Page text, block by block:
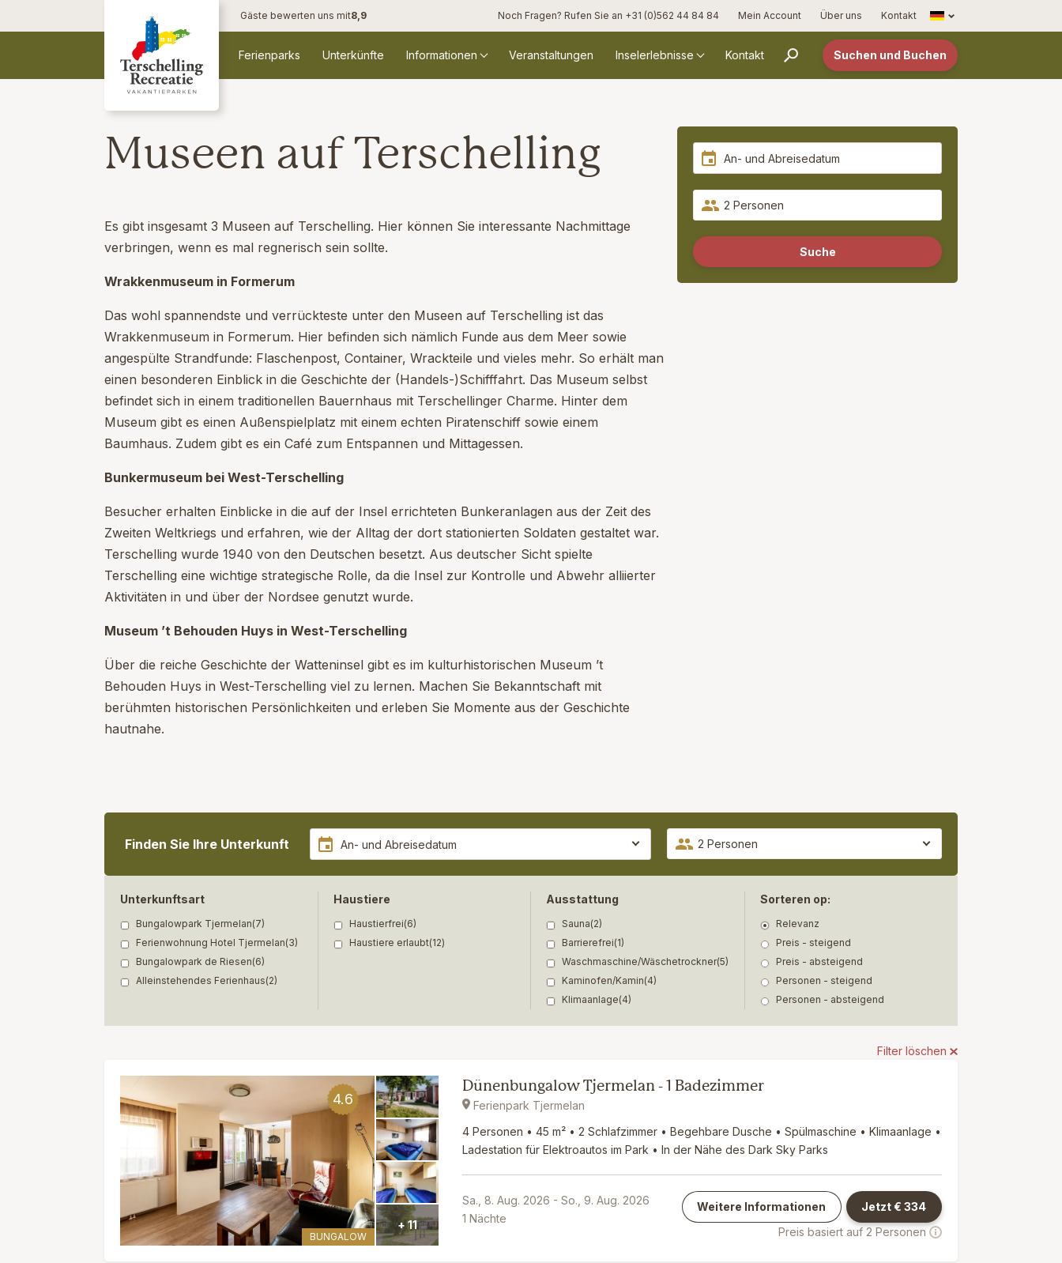
Gäste bewerten uns mit8,9 Noch Fragen? Rufen Sie an +31 (0)562 44 84 84 Mein Account Über uns Kontakt
Français
Ferienparks Unterkünfte Informationen Veranstaltungen Inselerlebnisse Kontakt Suchen und Buchen
Museen auf Terschelling
Es gibt insgesamt 3 Museen auf Terschelling. Hier können Sie interessante Nachmittage
verbringen, wenn es mal regnerisch sein sollte.
Wrakkenmuseum in Formerum
Das wohl spannendste und verrückteste unter den Museen auf Terschelling ist das
Wrakkenmuseum in Formerum. Hier befinden sich nämlich Funde aus dem Meer sowie
angespülte Strandfunde: Flaschenpost, Container, Wrackteile und vieles mehr. So erhält man
einen besonderen Einblick in die Geschichte der (Handels-)Schifffahrt. Das Museum selbst
befindet sich in einem traditionellen Bauernhaus mit Terschellinger Charme. Hinter dem
Museum gibt es einen Außenspielplatz mit einem echten Piratenschiff sowie einem
Baumhaus. Zudem gibt es ein Café zum Entspannen und Mittagessen.
Bunkermuseum bei West-Terschelling
Besucher erhalten Einblicke in die auf der Insel errichteten Bunkeranlagen aus der Zeit des
Zweiten Weltkriegs und erfahren, wie der Alltag der dort stationierten Soldaten gestaltet war.
Terschelling wurde 1940 von den Deutschen besetzt. Aus deutscher Sicht spielte
Terschelling eine wichtige strategische Rolle, da die Insel zur Kontrolle und Abwehr alliierter
Aktivitäten in und über der Nordsee genutzt wurde.
Museum ’t Behouden Huys in West-Terschelling
Über die reiche Geschichte der Watteninsel gibt es im kulturhistorischen Museum ’t
Behouden Huys in West-Terschelling viel zu lernen. Machen Sie Bekanntschaft mit
berühmten historischen Persönlichkeiten und erleben Sie Momente aus der Geschichte
hautnahe.
2 Personen
Suche
Finden Sie Ihre Unterkunft 2 Personen
Unterkunftsart
Bungalowpark Tjermelan(7)
Ferienwohnung Hotel Tjermelan(3)
Bungalowpark de Riesen(6)
Alleinstehendes Ferienhaus(2)
Haustiere
Haustierfrei(6)
Haustiere erlaubt(12)
Ausstattung
Sauna(2)
Barrierefrei(1)
Waschmaschine/Wäschetrockner(5)
Kaminofen/Kamin(4)
Klimaanlage(4)
Sorteren op:
Relevanz
Preis - steigend
Preis - absteigend
Personen - steigend
Personen - absteigend
Filter löschen
4.6
BUNGALOW
+ 11
Dünenbungalow Tjermelan - 1 Badezimmer
Ferienpark Tjermelan
4 Personen • 45 m² • 2 Schlafzimmer • Begehbare Dusche • Spülmaschine • Klimaanlage •
Ladestation für Elektroautos im Park • In der Nähe des Dark Sky Parks
Sa., 8. Aug. 2026 - So., 9. Aug. 2026
1 Nächte
Weitere Informationen Jetzt €334
Preis basiert auf 2 Personen